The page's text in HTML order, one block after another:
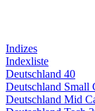
Indizes
Indexliste
Deutschland 40
Deutschland Small
Deutschland Mid